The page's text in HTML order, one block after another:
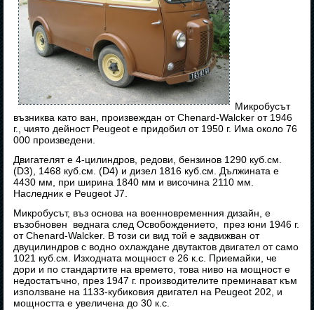
Микробусът
възниква като ван, произвеждан от Chenard-Walcker от 1946
г., чиято дейност Peugeot е придобил от 1950 г. Има около 76
000 произведени.
Двигателят е 4-цилиндров, редови, бензинов 1290 куб.см.
(D3), 1468 куб.см. (D4) и дизел 1816 куб.см. Дължината е
4430 мм, при ширина 1840 мм и височина 2110 мм.
Наследник е Peugeot J7.
Микробусът, въз основа на военновременния дизайн, е
възобновен веднага след Освобождението, през юни 1946 г.
от Chenard-Walcker. В този си вид той е задвижван от
двуцилиндров с водно охлаждане двутактов двигател от само
1021 куб.см. Изходната мощност е 26 к.с. Приемайки, че
дори и по стандартите на времето, това ниво на мощност е
недостатъчно, през 1947 г. производителите преминават към
използване на 1133-кубиковия двигател на Peugeot 202, и
мощността е увеличена до 30 к.с.